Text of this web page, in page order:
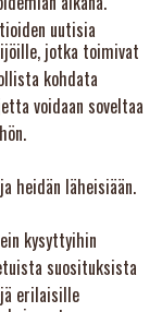
uutisia
jotka toimivat
kohdata
voidaan soveltaa
heidän läheisiään.
kysyttyihin
suosituksista
erilaisille